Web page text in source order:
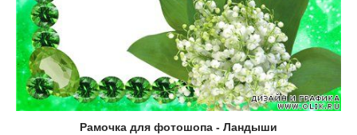
Рамочка для фотошопа - Ландыши